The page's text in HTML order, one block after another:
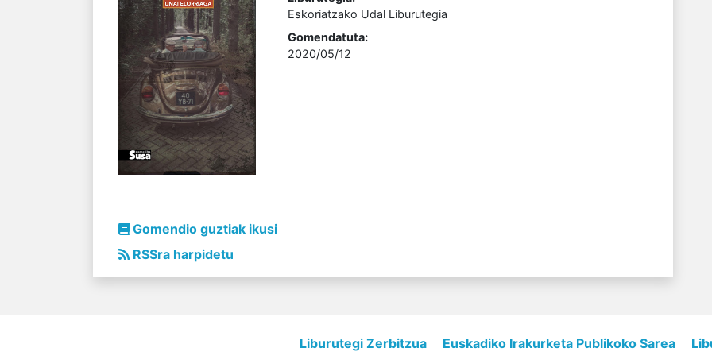
Eskoriatzako Udal Liburutegia
Gomendatuta:
2020/05/12
Gomendio guztiak ikusi
RSSra harpidetu
Liburutegi Zerbitzua Euskadiko Irakurketa Publikoko Sarea